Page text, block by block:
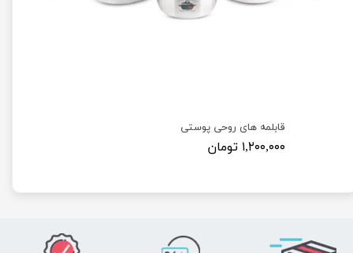
قابلمه های روحی پوستی
۱,۲۰۰,۰۰۰ تومان